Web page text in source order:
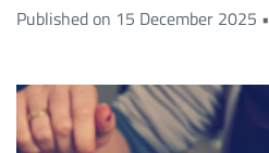
Published on 15 December 2025 •